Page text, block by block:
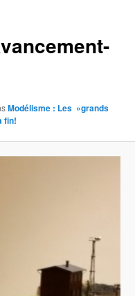
Modélisme : Les »grands
fin!